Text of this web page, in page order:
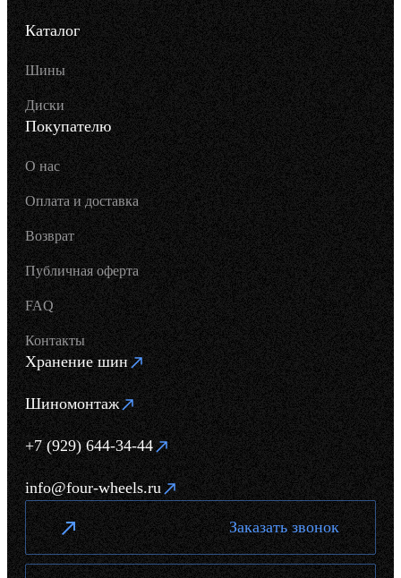
Каталог
Шины
Диски
Покупателю
О нас
Оплата и доставка
Возврат
Публичная оферта
FAQ
Контакты
Хранение шин
Шиномонтаж
+7 (929) 644-34-44
info@four-wheels.ru
Заказать звонок